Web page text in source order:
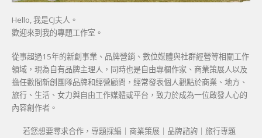
Hello, 我是CJ夫人。
歡迎來到我的專題工作室。
從事超過15年的新創事業、品牌營銷、數位媒體與社群經營等相關工作
領域，現為自有品牌主理人，同時也是自由專欄作家、商業策展人以及
擔任數間新創團隊品牌和經營顧問，經常發表個人觀點於商業、地方、
旅行、生活、女力與自由工作媒體或平台，致力於成為一位啟發人心的
內容創作者。
若您想要尋求合作，專題採編｜商業策展｜品牌諮詢｜旅行專題